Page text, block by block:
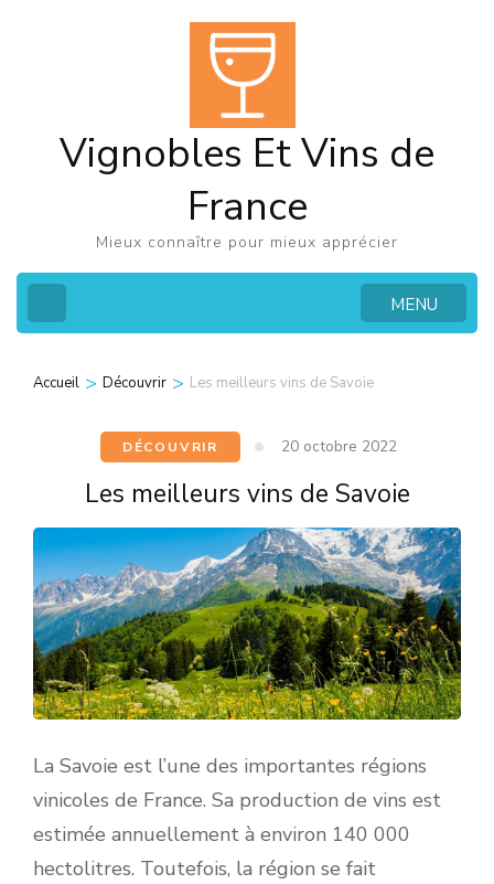
Entrée)Vignobles Et Vins de
France
Mieux connaître pour mieux apprécier
MENU
Accueil > Découvrir > Les meilleurs vins de Savoie
DÉCOUVRIR 20 octobre 2022
Les meilleurs vins de Savoie
La Savoie est l’une des importantes régions
vinicoles de France. Sa production de vins est
estimée annuellement à environ 140 000
hectolitres. Toutefois, la région se fait